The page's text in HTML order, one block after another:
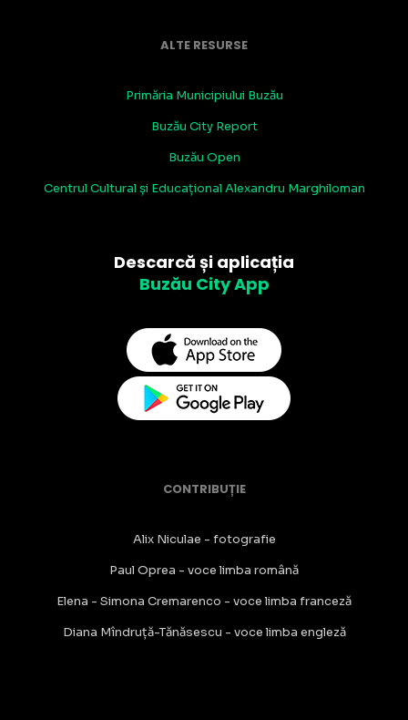
ALTE RESURSE
Primăria Municipiului Buzău
Buzău City Report
Buzău Open
Centrul Cultural și Educațional Alexandru Marghiloman
Descarcă și aplicația
Buzău City App
CONTRIBUȚIE
Alix Niculae - fotografie
Paul Oprea - voce limba română
Elena - Simona Cremarenco - voce limba franceză
Diana Mîndruță-Tănăsescu - voce limba engleză